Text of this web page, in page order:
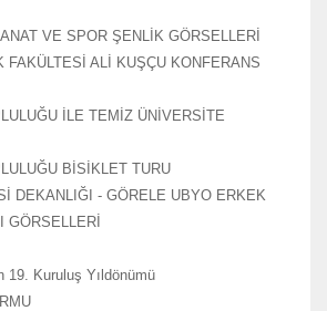
VE SPOR ŞENLİK GÖRSELLERİ
FAKÜLTESİ ALİ KUŞÇU KONFERANS
İLE TEMİZ ÜNİVERSİTE
BİSİKLET TURU
DEKANLIĞI - GÖRELE UBYO ERKEK
GÖRSELLERİ
19. Kuruluş Yıldönümü